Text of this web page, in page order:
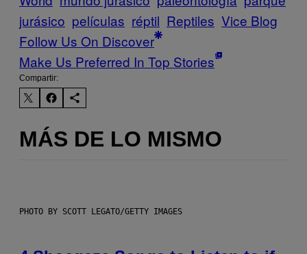
jurásico películas réptil Reptiles Vice Blog
Follow Us On Discover
Make Us Preferred In Top Stories
Compartir:
MÁS DE LO MISMO
PHOTO BY SCOTT LEGATO/GETTY IMAGES